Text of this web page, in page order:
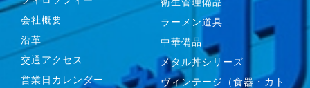
会社概要
沿革
交通アクセス
営業日カレンダー
ラーメン道具
中華備品
メタル丼シリーズ
ヴィンテージ（食器・カト